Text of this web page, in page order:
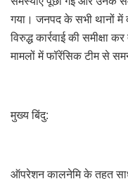
गया। जनपद के सभी थानों में
विरुद्ध कार्रवाई की
मामलों में फॉरेंसिक टीम से
मुख्य बिंदु:
ऑपरेशन कालनेमि के तहत